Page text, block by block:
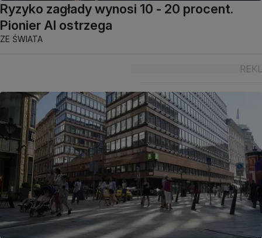
Ryzyko zagłady wynosi 10 - 20 procent.
Pionier AI ostrzega
ZE ŚWIATA